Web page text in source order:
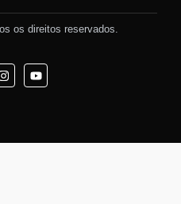
os direitos reservados.